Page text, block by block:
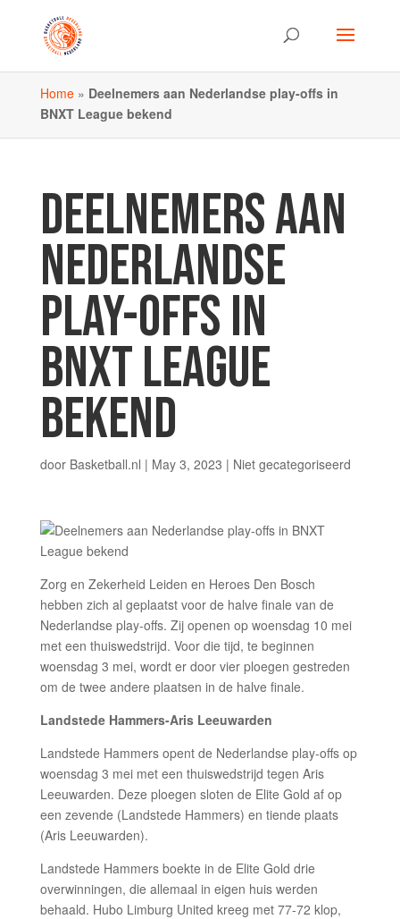
Home» Deelnemers aan Nederlandse play-offs in
BNXT League bekend
DEELNEMERS AAN
NEDERLANDSE
PLAY-OFFS IN
BNXT LEAGUE
BEKEND
door Basketball.nl | May 3, 2023 | Niet gecategoriseerd
Zorg en Zekerheid Leiden en Heroes Den Bosch
hebben zich al geplaatst voor de halve finale van de
Nederlandse play-offs. Zij openen op woensdag 10 mei
met een thuiswedstrijd. Voor die tijd, te beginnen
woensdag 3 mei, wordt er door vier ploegen gestreden
om de twee andere plaatsen in de halve finale.
Landstede Hammers-Aris Leeuwarden
Landstede Hammers opent de Nederlandse play-offs op
woensdag 3 mei met een thuiswedstrijd tegen Aris
Leeuwarden. Deze ploegen sloten de Elite Gold af op
een zevende (Landstede Hammers) en tiende plaats
(Aris Leeuwarden).
Landstede Hammers boekte in de Elite Gold drie
overwinningen, die allemaal in eigen huis werden
behaald. Hubo Limburg United kreeg met 77-72 klop,